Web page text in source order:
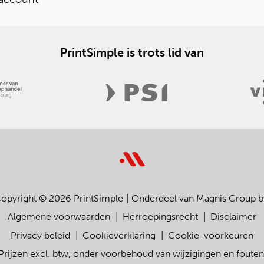
PrintSimple is trots lid van
© 2026 PrintSimple
Onderdeel van Magnis Group
Algemene voorwaarden
Herroepingsrecht
Disclaimer
Privacy beleid
Cookieverklaring
Cookie-voorkeuren
excl. btw, onder voorbehoud van wijzigingen en